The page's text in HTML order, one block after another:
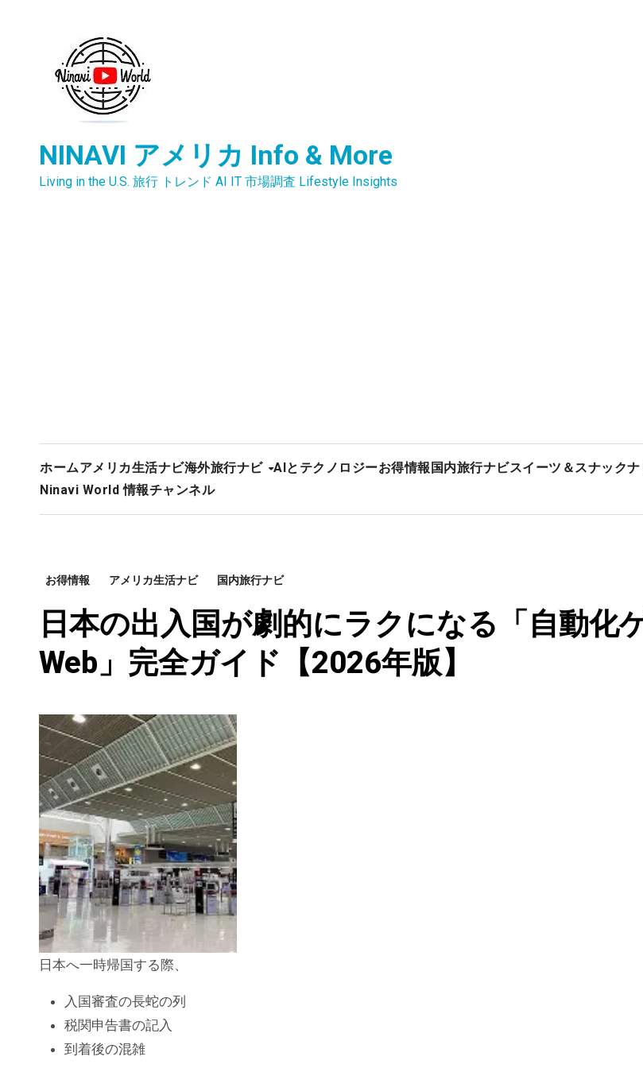
NINAVI アメリカ Info & More
Living in the U.S. 旅行 トレンド AI IT 市場調査 Lifestyle Insights
ホームアメリカ生活ナビ海外旅行ナビ AIとテクノロジーお得情報 国内旅行ナビスイーツ＆スナックナ
Ninavi World 情報チャンネル
お得情報 アメリカ生活ナビ 国内旅行ナビ
日本の出入国が劇的にラクになる「自動化
Web」完全ガイド【2026年版】
日本へ一時帰国する際、
入国審査の長蛇の列
税関申告書の記入
到着後の混雑